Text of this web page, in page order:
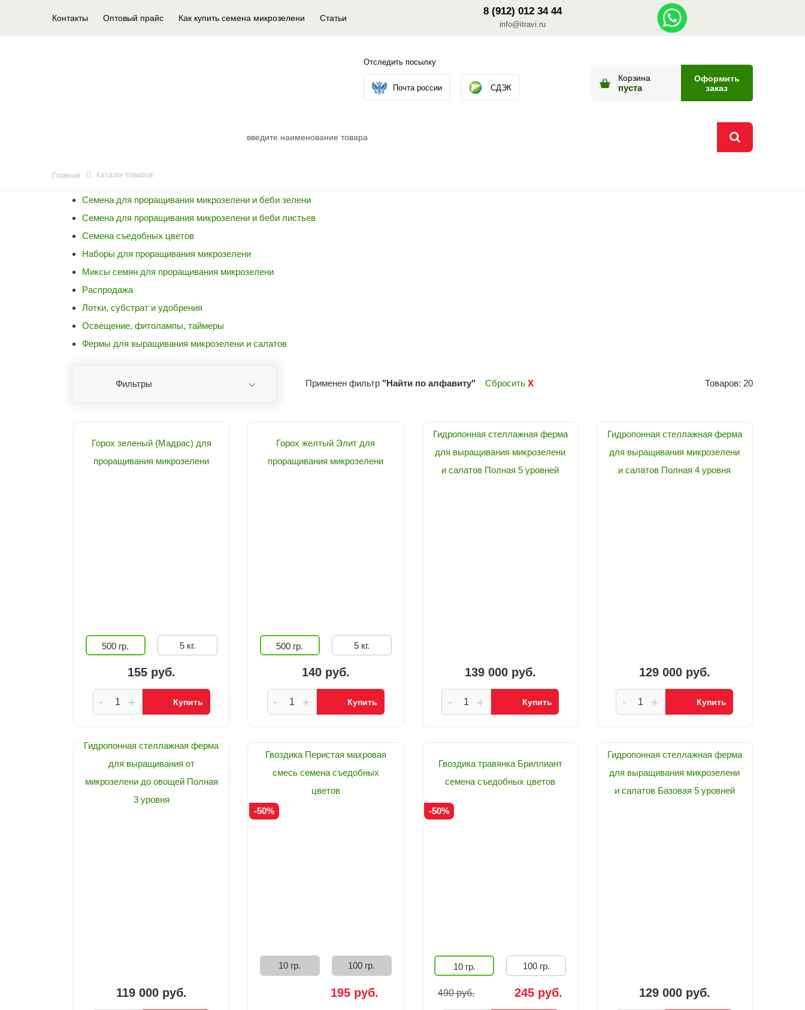
Контакты Оптовый прайс Как купить семена микрозелени Статьи
8 (912) 012 34 44
info@itravi.ru
Отследить посылку
Почта россии СДЭК
Корзина
пуста
Оформить
заказ
Главная Каталог товаров
Семена для проращивания микрозелени и беби зелени
Семена для проращивания микрозелени и беби листьев
Семена съедобных цветов
Наборы для проращивания микрозелени
Миксы семян для проращивания микрозелени
Распродажа
Лотки, субстрат и удобрения
Освещение, фитолампы, таймеры
Фермы для выращивания микрозелени и салатов
Фильтры Применен фильтр "Найти по алфавиту" СброситьX Товаров: 20
Горох зеленый (Мадрас) для
проращивания микрозелени
500 гр. 5 кг.
155 руб.
+
- Купить
Горох желтый Элит для
проращивания микрозелени
500 гр. 5 кг.
140 руб.
+
- Купить
Гидропонная стеллажная ферма
для выращивания микрозелени
и салатов Полная 5 уровней
139 000 руб.
+
- Купить
Гидропонная стеллажная ферма
для выращивания микрозелени
и салатов Полная 4 уровня
129 000 руб.
+
- Купить
Гидропонная стеллажная ферма
для выращивания от
микрозелени до овощей Полная
3 уровня
119 000 руб.
Гвоздика Перистая махровая
смесь семена съедобных
цветов
-50%
10 гр. 100 гр.
195 руб.
Гвоздика травянка Бриллиант
семена съедобных цветов
-50%
10 гр. 100 гр.
490 руб. 245 руб.
Гидропонная стеллажная ферма
для выращивания микрозелени
и салатов Базовая 5 уровней
129 000 руб.